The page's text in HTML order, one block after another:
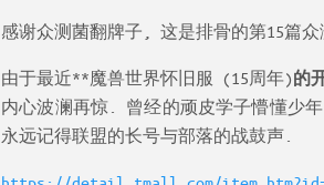
感谢众测菌翻牌子, 这是排骨的第15篇众
由于最近**魔兽世界怀旧服 (15周年)的
内心波澜再惊. 曾经的顽皮学子懵懂少
永远记得联盟的长号与部落的战鼓声.